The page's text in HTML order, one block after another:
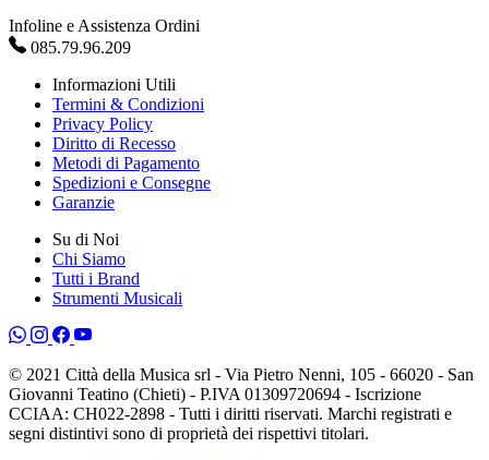
Infoline e Assistenza Ordini
085.79.96.209
Informazioni Utili
Termini & Condizioni
Privacy Policy
Diritto di Recesso
Metodi di Pagamento
Spedizioni e Consegne
Garanzie
Su di Noi
Chi Siamo
Tutti i Brand
Strumenti Musicali
© 2021 Città della Musica srl - Via Pietro Nenni, 105 - 66020 - San
Giovanni Teatino (Chieti) - P.IVA 01309720694 - Iscrizione
CCIAA: CH022-2898 - Tutti i diritti riservati. Marchi registrati e
segni distintivi sono di proprietà dei rispettivi titolari.